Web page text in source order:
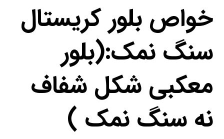
خواص بلور کریستال
سنگ نمک:(بلور
معکبی شکل شفاف
نه سنگ نمک )